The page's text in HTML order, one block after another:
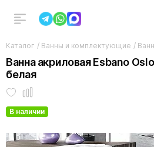
Каталог / Ванны и комплектующие /
Ванна акриловая Esbano
белая
В наличии